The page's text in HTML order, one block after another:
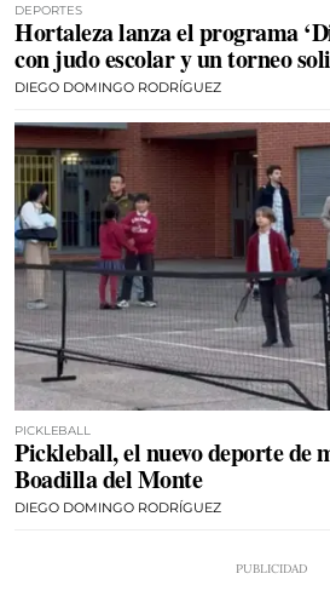
DEPORTES
Hortaleza lanza el programa
con judo escolar y un torneo
DIEGO DOMINGO RODRÍGUEZ
PICKLEBALL
Pickleball, el nuevo deporte de
Boadilla del Monte
DIEGO DOMINGO RODRÍGUEZ